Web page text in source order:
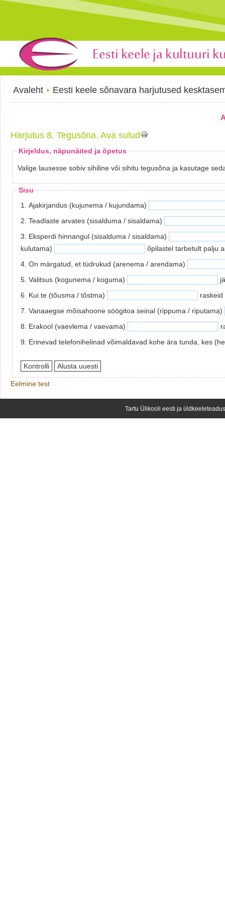
Avaleht Eesti keele sõnavara harjutused
Harjutus 8. Tegusõna. Ava sulud
Kirjeldus, näpunäited ja õpetus
Valige lausesse sobiv sihiline või sihitu tegusõna ja kasutage
Sisu
1. Ajakirjandus (kujunema / kujundama)
2. Teadlaste arvates (sisalduma / sisaldama)
3. Eksperdi hinnangul (sisalduma / sisaldama)
kulutama)
õpilastel tarbetult palju
4. On märgatud, et tüdrukud (arenema / arendama)
5. Valitsus (kogunema / koguma)
6. Kui te (tõusma / tõstma)
7. Vanaaegse mõisahoone söögitoa seinal (rippuma / riputama)
8. Erakool (vaevlema / vaevama)
9. Erinevad telefonihelinad võimaldavad kohe ära tunda, kes
Eelmine test
Tartu Ülikooli eesti ja